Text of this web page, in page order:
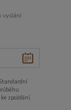
vyslání
zpoždění,